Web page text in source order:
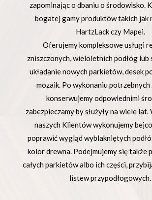
zapominając o dbaniu o środowisko.
bogatej gamy produktów takich jak
HartzLack czy Mapei.
Oferujemy kompleksowe usługi
zniszczonych, wieloletnich podłóg lub
układanie nowych parkietów, desek
mozaik. Po wykonaniu potrzebnych
konserwujemy odpowiednimi
zabezpieczamy by służyły na wiele lat.
naszych Klientów wykonujemy
poprawić wygląd wyblakniętych
kolor drewna. Podejmujemy się także
całych parkietów albo ich części,
listew przypodłogowych.